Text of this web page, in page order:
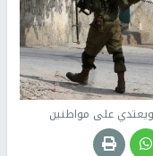
على مواطنين